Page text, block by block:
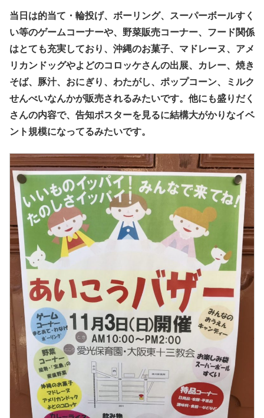
当日は的当て・輪投げ、ボーリング、スーパーボールすく
い等のゲームコーナーや、野菜販売コーナー、フード関係
はとても充実しており、沖縄のお菓子、マドレーヌ、アメ
リカンドッグやよどのコロッケさんの出展、カレー、焼き
そば、豚汁、おにぎり、わたがし、ポップコーン、ミルク
せんべいなんかが販売されるみたいです。他にも盛りだく
さんの内容で、告知ポスターを見るに結構大がかりなイベ
ント規模になってるみたいです。